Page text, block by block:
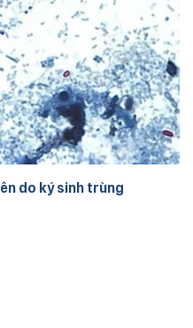
do ký sinh trùng